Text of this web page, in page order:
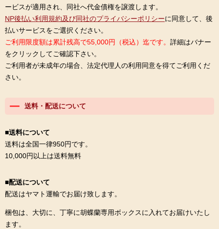
ービスが適用され、同社へ代金債権を譲渡します。
NP後払い利用規約及び同社のプライバシーポリシーに同意して、後
払いサービスをご選択ください。
ご利用限度額は累計残高で55,000円（税込）迄です。 詳細はバナー
をクリックしてご確認下さい。
ご利用者が未成年の場合、法定代理人の利用同意を得てご利用くだ
さい。
送料・配送について
■送料について
送料は全国一律950円です。
10,000円以上は送料無料
■配送について
配送はヤマト運輸でお届け致します。
梱包は、大切に、丁寧に胡蝶蘭専用ボックスに入れてお届けいたし
ます。